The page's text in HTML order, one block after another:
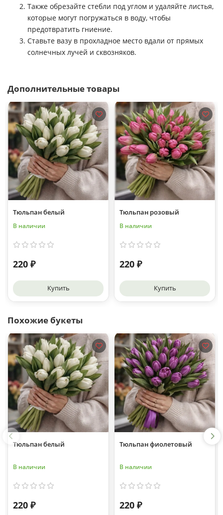
Также обрезайте стебли под углом и удаляйте листья,
которые могут погружаться в воду, чтобы
предотвратить гниение.
Ставьте вазу в прохладное место вдали от прямых
солнечных лучей и сквозняков.
Дополнительные товары
Тюльпан белый
В наличии
220 ₽
Купить
Тюльпан розовый
В наличии
220 ₽
Купить
Похожие букеты
Тюльпан белый
В наличии
220 ₽
Тюльпан фиолетовый
В наличии
220 ₽